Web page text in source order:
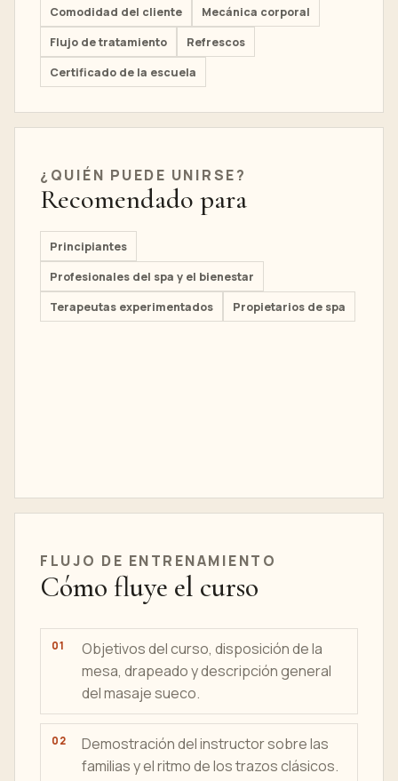
Comodidad del cliente
Mecánica corporal
Flujo de tratamiento
Refrescos
Certificado de la escuela
¿QUIÉN PUEDE UNIRSE?
Recomendado para
Principiantes
Profesionales del spa y el bienestar
Terapeutas experimentados
Propietarios de spa
FLUJO DE ENTRENAMIENTO
Cómo fluye el curso
Objetivos del curso, disposición de la
mesa, drapeado y descripción general
del masaje sueco.
Demostración del instructor sobre las
familias y el ritmo de los trazos clásicos.